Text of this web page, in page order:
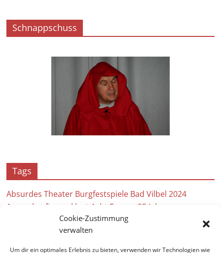
Cookie-Zustimmung
verwalten
Um dir ein optimales Erlebnis zu bieten, verwenden wir Technologien wie
Schnappschuss
Tags
Absurdes Theater Burgfestspiele Bad Vilbel 2024
Ausverkauft
angeklagt Acht Frauen
25 Jahre
Bühnenbau
Auf hoher See Bergfest Bühne Anstrich André